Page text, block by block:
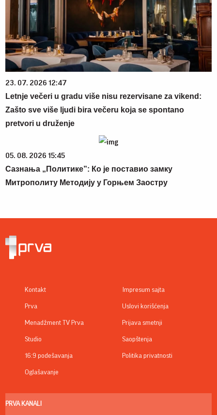
23. 07. 2026 12:47
Letnje večeri u gradu više nisu rezervisane za vikend:
Zašto sve više ljudi bira večeru koja se spontano
pretvori u druženje
05. 08. 2026 15:45
Сазнања „Политике”: Ко је поставио замку
Митрополиту Методију у Горњем Заостру
Kontakt
Prva
Menadžment TV Prva
Studio
16:9 podešavanja
Oglašavanje
Impresum sajta
Uslovi korišćenja
Prijava smetnji
Saopštenja
Politika privatnosti
PRVA KANALI